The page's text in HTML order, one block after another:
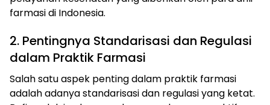
farmasi di Indonesia.
2. Pentingnya Standarisasi dan Regulasi
dalam Praktik Farmasi
Salah satu aspek penting dalam praktik farmasi
adalah adanya standarisasi dan regulasi yang ketat.